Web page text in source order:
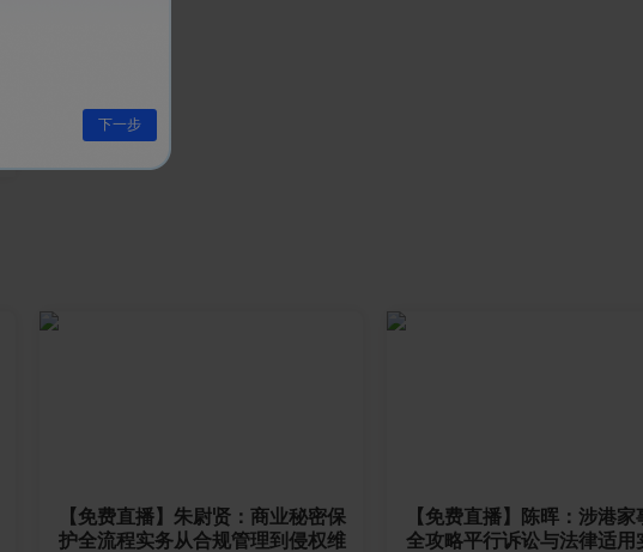
下一步
【免费直播】朱尉贤：商业秘密保
护全流程实务从合规管理到侵权维
【免费直播】陈晖：涉港家
全攻略平行诉讼与法律适用